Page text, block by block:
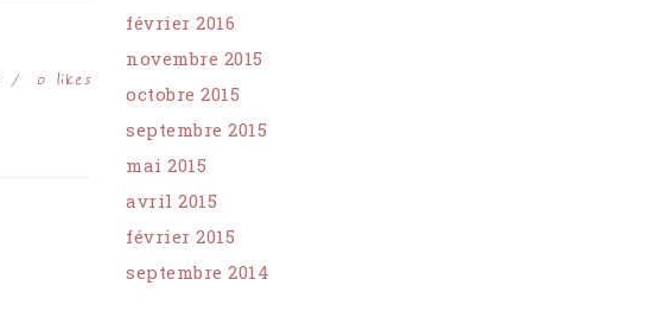
0likes
février 2016
novembre 2015
octobre 2015
septembre 2015
mai 2015
avril 2015
février 2015
septembre 2014